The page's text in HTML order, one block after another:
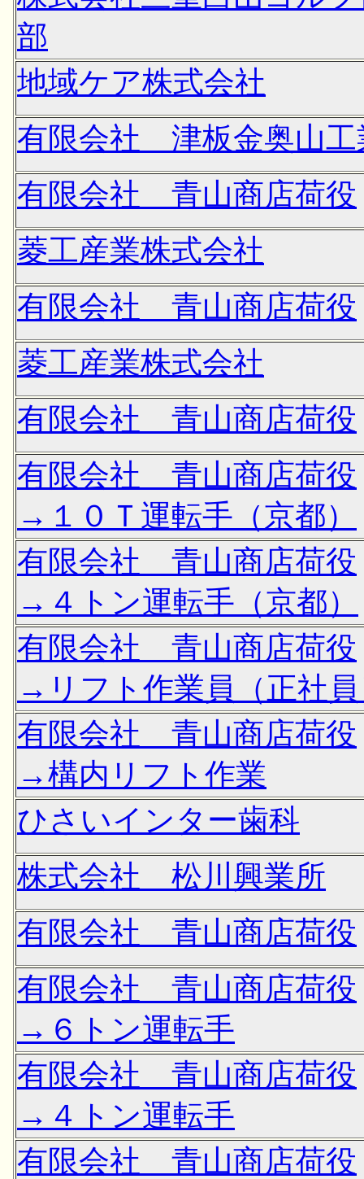
部
地域ケア株式会社
有限会社 津板金奥山工
有限会社 青山商店荷役
菱工産業株式会社
有限会社 青山商店荷役
菱工産業株式会社
有限会社 青山商店荷役
有限会社 青山商店荷役
→１０Ｔ運転手（京都）
有限会社 青山商店荷役
→４トン運転手（京都）
有限会社 青山商店荷役
→リフト作業員（正社
有限会社 青山商店荷役
→構内リフト作業
ひさいインター歯科
株式会社 松川興業所
有限会社 青山商店荷役
有限会社 青山商店荷役
→６トン運転手
有限会社 青山商店荷役
→４トン運転手
有限会社 青山商店荷役